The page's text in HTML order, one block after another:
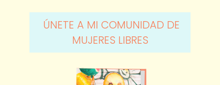
ÚNETE A MI COMUNIDAD DE
MUJERES LIBRES